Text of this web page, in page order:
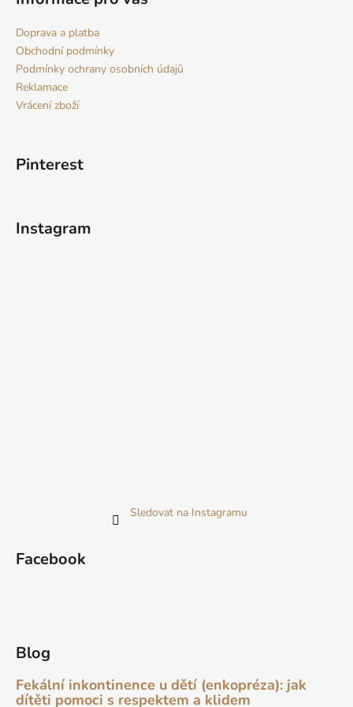
Doprava a platba
Obchodní podmínky
Podmínky ochrany osobních údajů
Reklamace
Vrácení zboží
Pinterest
Instagram
Sledovat na Instagramu
Facebook
Blog
Fekální inkontinence u dětí (enkopréza): jak
dítěti pomoci s respektem a klidem